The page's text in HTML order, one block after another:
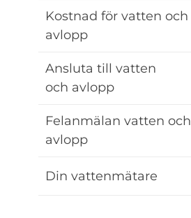
Kostnad för vatten och
avlopp
Ansluta till vatten
och avlopp
Felanmälan vatten och
avlopp
Din vattenmätare